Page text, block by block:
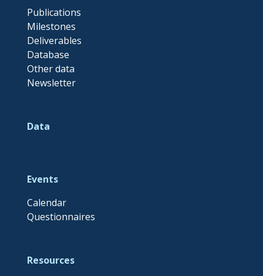
Publications
Milestones
Deliverables
Database
Other data
Newsletter
Data
Events
Calendar
Questionnaires
Resources